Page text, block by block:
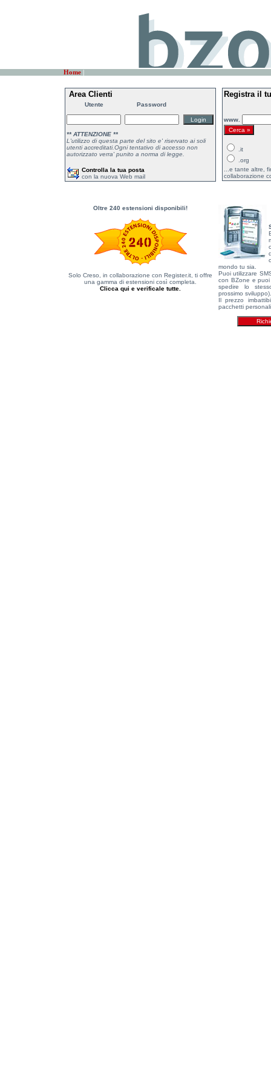
Home
Area Clienti
Utente Password
** ATTENZIONE **
L'utilizzo di questa parte del sito e' riservato ai soli
utenti accreditati.Ogni tentativo di accesso non
autorizzato verra' punito a norma di legge.
Controlla la tua posta
con la nuova Web mail
Registra il
www.
.it
.org
...e tante altre,
collaborazione
Oltre 240 estensioni disponibili!
Solo Creso, in collaborazione con Register.it, ti offre
una gamma di estensioni così completa.
Clicca qui e verificale tutte.
mondo tu sia.
Puoi utilizzare
con BZone e
spedire lo
prossimo sviluppo).
Il prezzo
pacchetti